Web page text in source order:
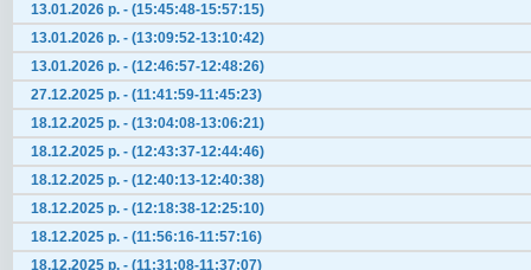
13.01.2026 р. - (15:45:48-15:57:15)
13.01.2026 р. - (13:09:52-13:10:42)
13.01.2026 р. - (12:46:57-12:48:26)
27.12.2025 р. - (11:41:59-11:45:23)
18.12.2025 р. - (13:04:08-13:06:21)
18.12.2025 р. - (12:43:37-12:44:46)
18.12.2025 р. - (12:40:13-12:40:38)
18.12.2025 р. - (12:18:38-12:25:10)
18.12.2025 р. - (11:56:16-11:57:16)
18.12.2025 р. - (11:31:08-11:37:07)